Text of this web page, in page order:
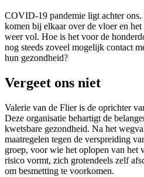
COVID-19 pandemie ligt achter ons.
komen bij elkaar over de vloer en
weer vol. Hoe is het voor de
nog steeds zoveel mogelijk contact
hun gezondheid?
Vergeet ons niet
Valerie van de Flier is de oprichter
Deze organisatie behartigt de
kwetsbare gezondheid. Na het
maatregelen tegen de verspreiding
groep, voor wie het oplopen van het
risico vormt, zich grotendeels zelf
om besmetting te voorkomen.